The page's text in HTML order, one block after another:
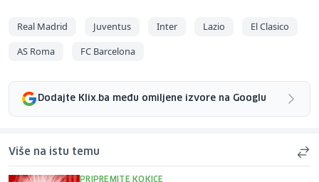
Real Madrid Juventus Inter Lazio
El Clasico
AS Roma
FC Barcelona
Dodajte Klix.ba među omiljene izvore na Googlu
Više na istu temu
PRIPREMITE KOKICE